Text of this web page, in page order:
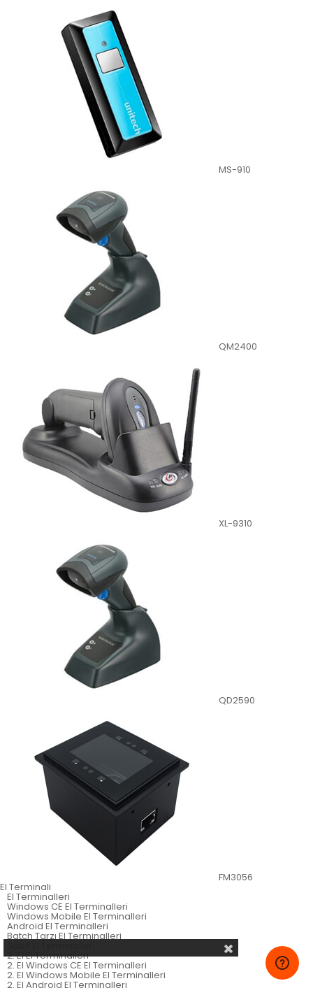
MS-910
QM2400
XL-9310
QD2590
FM3056
El Terminali
El Terminalleri
Windows CE El Terminalleri
Windows Mobile El Terminalleri
Android El Terminalleri
Batch Tarzı El Terminalleri
2. El El Terminalleri
2. El Windows CE El Terminalleri
2. El Windows Mobile El Terminalleri
2. El Android El Terminalleri